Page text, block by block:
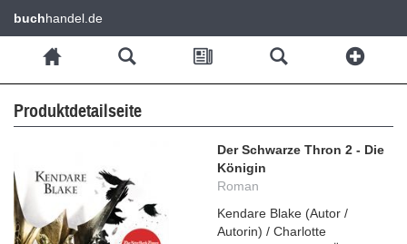
buchhandel.de
Produktdetailseite
Der Schwarze Thron 2 - Die
Königin
Roman
Kendare Blake (Autor /
Autorin) / Charlotte